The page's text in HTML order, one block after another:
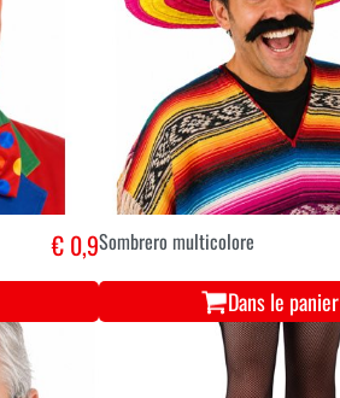
€ 0,9Sombrero multicolore
Dans le panier